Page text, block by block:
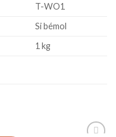
‎T-WO1
‎Si bémol
‎1 kg